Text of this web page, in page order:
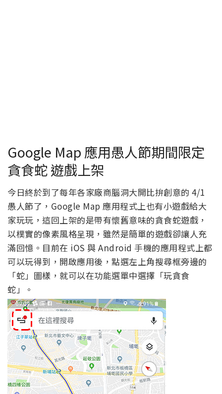
Google Map 應用愚人節期間限定
貪食蛇 遊戲上架
今日終於到了每年各家廠商腦洞大開比拚創意的 4/1
愚人節了，Google Map 應用程式上也有小遊戲給大
家玩玩，這回上架的是帶有懷舊意味的貪食蛇遊戲，
以樸實的像素風格呈現，雖然是簡單的遊戲卻讓人充
滿回憶。目前在 iOS 與 Android 手機的應用程式上都
可以玩得到，開啟應用後，點選左上角搜尋框旁邊的
「蛇」圖樣，就可以在功能選單中選擇「玩貪食
蛇」。